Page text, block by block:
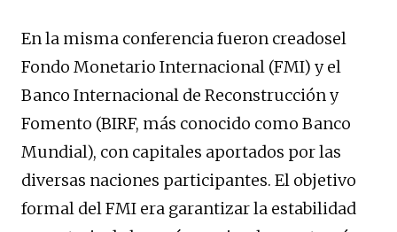
En la misma conferencia fueron creadosel
Fondo Monetario Internacional (FMI) y el
Banco Internacional de Reconstrucción y
Fomento (BIRF, más conocido como Banco
Mundial), con capitales aportados por las
diversas naciones participantes. El objetivo
formal del FMI era garantizar la estabilidad